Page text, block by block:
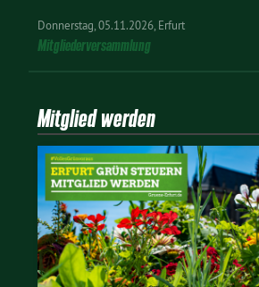
Donnerstag 05.11.2026 Erfurt
Mitgliederversammlung
Mitglied werden